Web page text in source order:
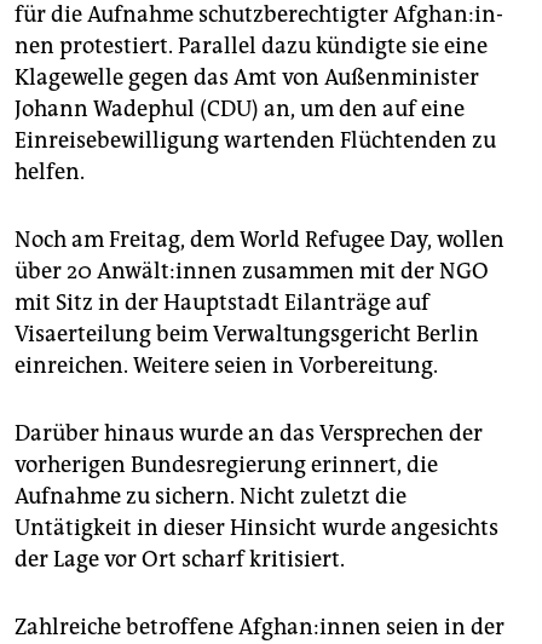
epaper login
für die Aufnahme schutzberechtigter Af­gha­n:in­
nen protestiert. Parallel dazu kündigte sie eine
Klagewelle gegen das Amt von Außenminister
Johann Wadephul (CDU) an, um den auf eine
Einreisebewilligung wartenden Flüchtenden zu
helfen.
Noch am Freitag, dem World Refugee Day, wollen
über 20 An­wäl­t:in­nen zusammen mit der NGO
mit Sitz in der Hauptstadt Eilanträge auf
Visaerteilung beim Verwaltungsgericht Berlin
einreichen. Weitere seien in Vorbereitung.
Darüber hinaus wurde an das Versprechen der
vorherigen Bundesregierung erinnert, die
Aufnahme zu sichern. Nicht zuletzt die
Untätigkeit in dieser Hinsicht wurde angesichts
der Lage vor Ort scharf kritisiert.
Zahlreiche betroffene Af­gha­n:in­nen seien in der